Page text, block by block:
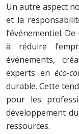
Un autre aspect
et la
l’événementiel.
à réduire
événements,
experts en éco-
durable. Cette
pour les
développement
ressources.